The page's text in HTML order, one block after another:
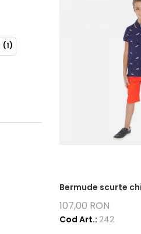
(1)
Bermude scurte
107,00 RON
Cod Art.: 242